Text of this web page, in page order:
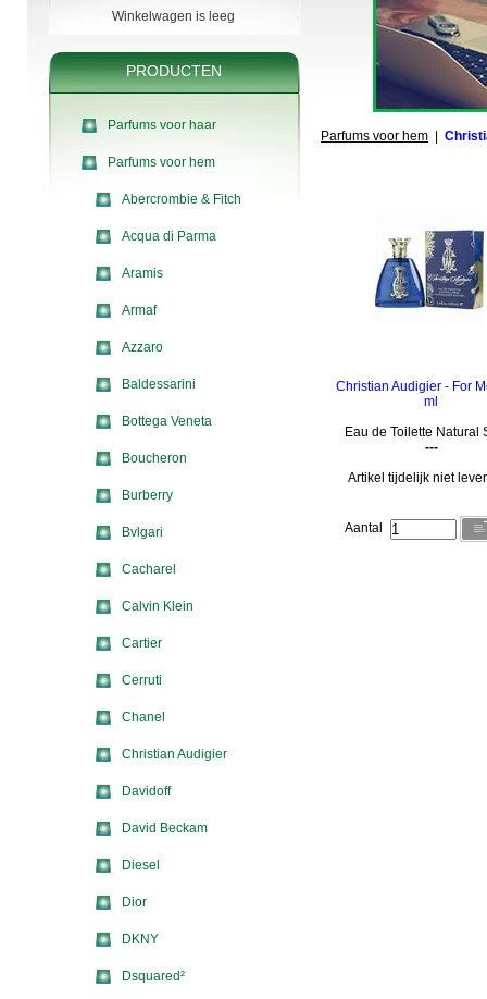
Winkelwagen is leeg
PRODUCTEN
Parfums voor haar
Parfums voor hem
Abercrombie & Fitch
Acqua di Parma
Aramis
Armaf
Azzaro
Baldessarini
Bottega Veneta
Boucheron
Burberry
Bvlgari
Cacharel
Calvin Klein
Cartier
Cerruti
Chanel
Christian Audigier
Davidoff
David Beckam
Diesel
Dior
DKNY
Dsquared²
Parfums voor hem
Christian Audigier - For
ml
Eau de Toilette Natural
---
Artikel tijdelijk niet
Aantal